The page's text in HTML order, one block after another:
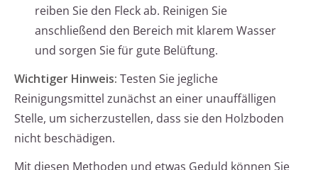
reiben Sie den Fleck ab. Reinigen Sie
anschließend den Bereich mit klarem Wasser
und sorgen Sie für gute Belüftung.
Wichtiger Hinweis: Testen Sie jegliche
Reinigungsmittel zunächst an einer unauffälligen
Stelle, um sicherzustellen, dass sie den Holzboden
nicht beschädigen.
Mit diesen Methoden und etwas Geduld können Sie